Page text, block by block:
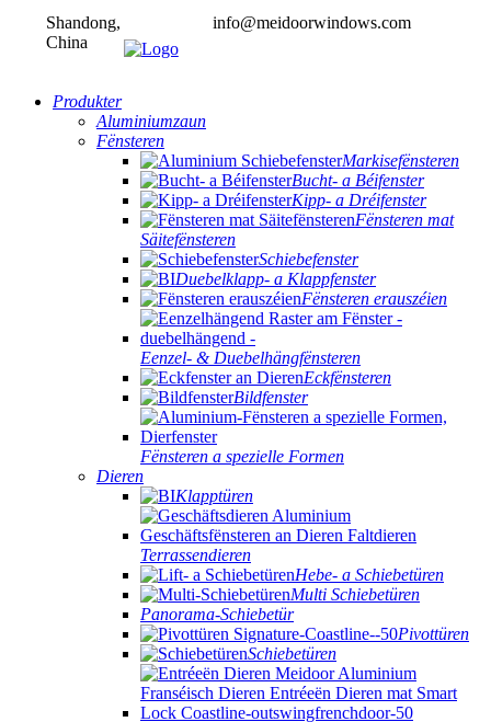
Shandong,
China
info@meidoorwindows.com
Produkter
Aluminiumzaun
Fënsteren
Markisefënsteren
Bucht- a Béifenster
Kipp- a Dréifenster
Fënsteren mat
Säitefënsteren
Schiebefenster
Duebelklapp- a Klappfenster
Fënsteren erauszéien
Eenzel- & Duebelhängfënsteren
Eckfënsteren
Bildfenster
Fënsteren a spezielle Formen
Dieren
Klapptüren
Terrassendieren
Hebe- a Schiebetüren
Multi Schiebetüren
Panorama-Schiebetür
Pivottüren
Schiebetüren